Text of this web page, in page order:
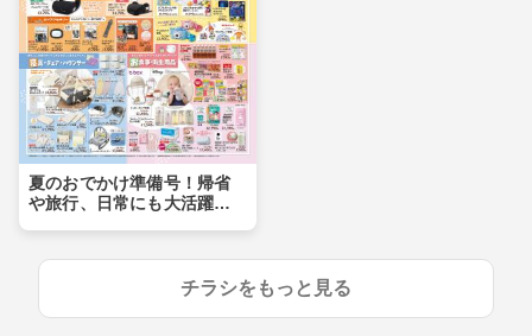
夏のおでかけ準備号！帰省
や旅行、日常にも大活躍ア
チラシをもっと見る